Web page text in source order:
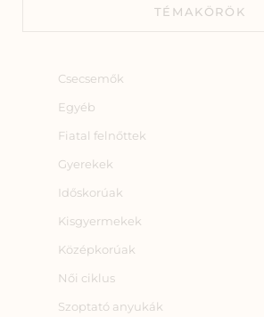
TÉMAKÖRÖK
Csecsemők
Egyéb
Fiatal felnőttek
Gyerekek
Időskorúak
Kisgyermekek
Középkorúak
Női ciklus
Szoptató anyukák